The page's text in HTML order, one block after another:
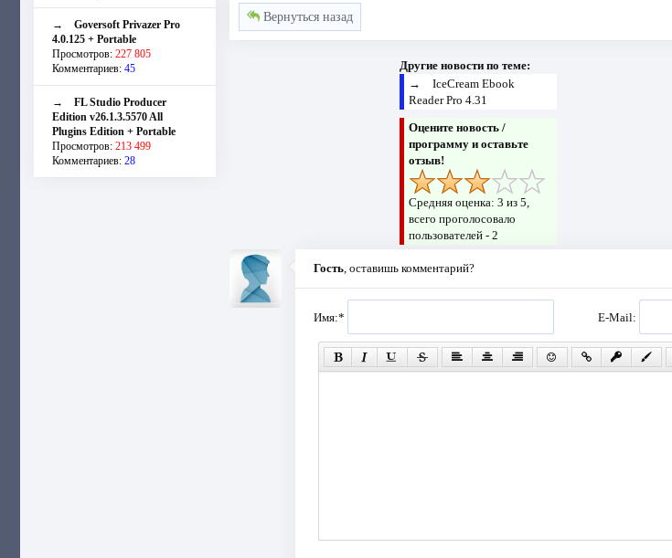
→ Goversoft Privazer Pro
4.0.125 + Portable
Просмотров: 227 805
Комментариев: 45
→ FL Studio Producer
Edition v26.1.3.5570 All
Plugins Edition + Portable
Просмотров: 213 499
Комментариев: 28
Вернуться назад
Другие новости по теме:
→ IceCream Ebook
Reader Pro 4.31
Оцените новость /
программу и оставьте
отзыв!
Средняя оценка: 3 из 5,
всего проголосовало
пользователей - 2
Гость, оставишь комментарий?
Имя:* E-Mail: